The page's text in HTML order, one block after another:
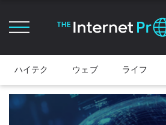
ハイテク ウェブ ライフ